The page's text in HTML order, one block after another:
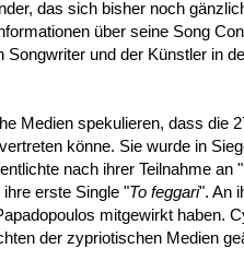
das sich bisher noch
über seine Song
Songwriter und der Künstler in
Medien spekulieren, dass die
könne. Sie wurde in
nach ihrer Teilnahme an "
erste Single "To feggari". An
mitgewirkt haben.
der zypriotischen Medien